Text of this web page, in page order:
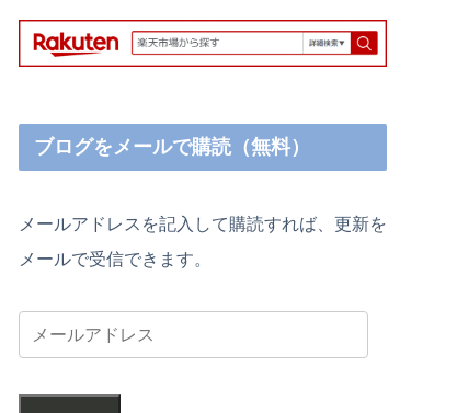
ブログをメールで購読（無料）
メールアドレスを記入して購読すれば、更新を
メールで受信できます。